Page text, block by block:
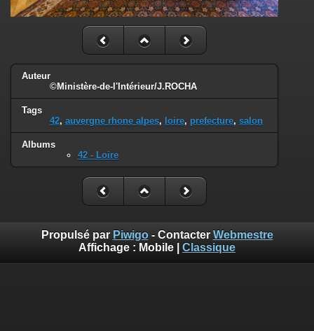
Auteur
©Ministère-de-l'Intérieur/J.ROCHA
Tags
42, auvergne rhone alpes, loire, prefecture, salon
Albums
42 - Loire
Propulsé par Piwigo- Contacter Webmestre
Affichage : Mobile Classique